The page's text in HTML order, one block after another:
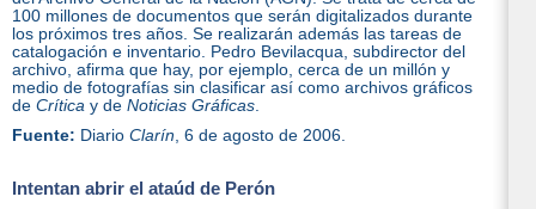
100 millones de documentos que serán digitalizados durante
los próximos tres años. Se realizarán además las tareas de
catalogación e inventario. Pedro Bevilacqua, subdirector del
archivo, afirma que hay, por ejemplo, cerca de un millón y
medio de fotografías sin clasificar así como archivos gráficos
de Crítica y de Noticias Gráficas.
Fuente: Diario Clarín, 6 de agosto de 2006.
Intentan abrir el ataúd de Perón